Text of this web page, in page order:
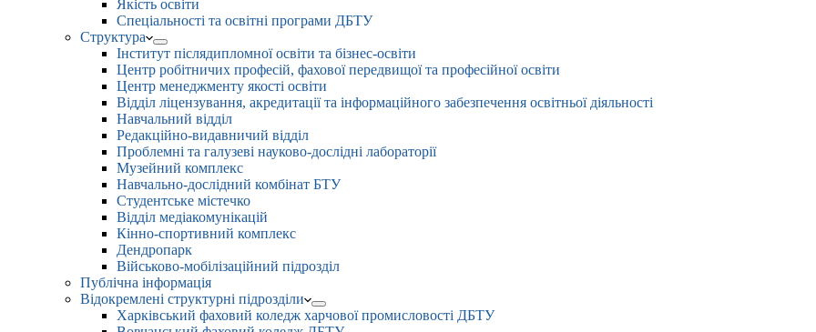
Якість освіти
Спеціальності та освітні програми ДБТУ
Структура
Інститут післядипломної освіти та бізнес-освіти
Центр робітничих професій, фахової передвищої та професійної освіти
Центр менеджменту якості освіти
Відділ ліцензування, акредитації та інформаційного забезпечення освітньої діяльності
Навчальний відділ
Редакційно-видавничий відділ
Проблемні та галузеві науково-дослідні лабораторії
Музейний комплекс
Навчально-дослідний комбінат БТУ
Студентське містечко
Відділ медіакомунікацій
Кінно-спортивний комплекс
Дендропарк
Військово-мобілізаційний підрозділ
Публічна інформація
Відокремлені структурні підрозділи
Харківський фаховий коледж харчової промисловості ДБТУ